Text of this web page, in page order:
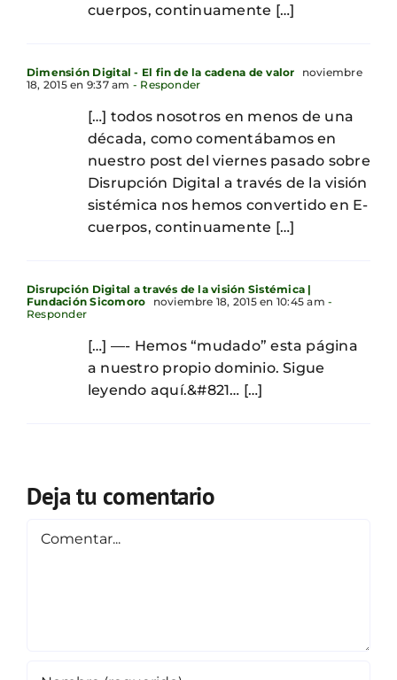
cuerpos, continuamente […]
Dimensión Digital - El fin de la cadena de valor
noviembre
18, 2015 en 9:37 am - Responder
[…] todos nosotros en menos de una
década, como comentábamos en
nuestro post del viernes pasado sobre
Disrupción Digital a través de la visión
sistémica nos hemos convertido en E-
cuerpos, continuamente […]
Disrupción Digital a través de la visión Sistémica |
Fundación Sicomoro
noviembre 18, 2015 en 10:45 am -
Responder
[…] —- Hemos “mudado” esta página
a nuestro propio dominio. Sigue
leyendo aquí.&#821… […]
Deja tu comentario
Comentar